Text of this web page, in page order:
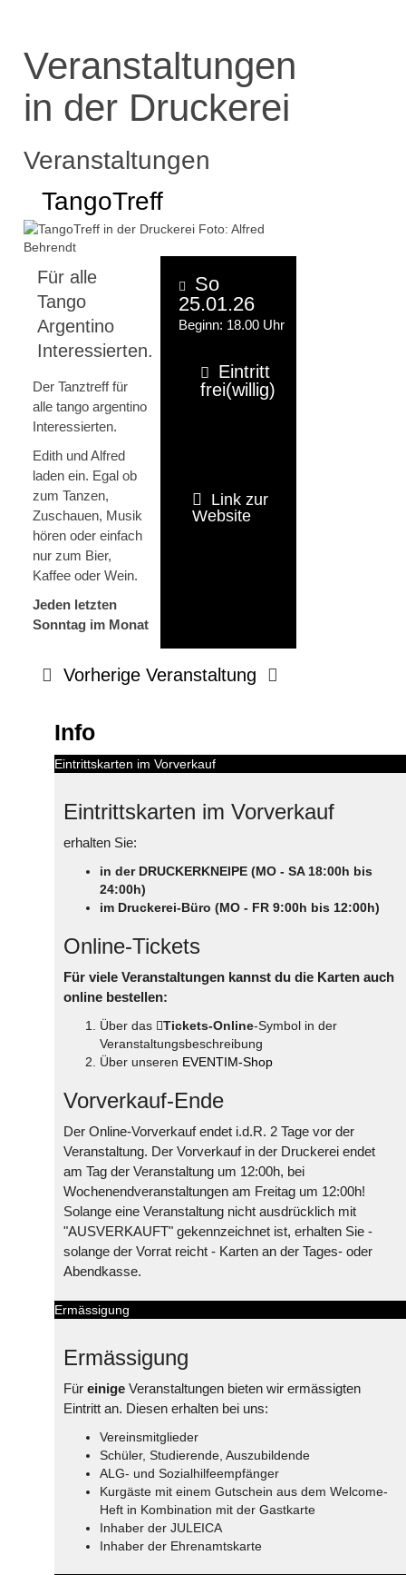
Veranstaltungen
in der Druckerei
Veranstaltungen
TangoTreff
Für alle
Tango
Argentino
Interessierten.
Der Tanztreff für
alle tango argentino
Interessierten.
Edith und Alfred
laden ein. Egal ob
zum Tanzen,
Zuschauen, Musik
hören oder einfach
nur zum Bier,
Kaffee oder Wein.
Jeden letzten
Sonntag im Monat
So
25.01.26
Beginn: 18.00 Uhr
Eintritt
frei(willig)
Link zur
Website
Vorherige Veranstaltung
Info
Eintrittskarten im Vorverkauf
Eintrittskarten im Vorverkauf
erhalten Sie:
in der DRUCKERKNEIPE (MO - SA 18:00h bis
24:00h)
im Druckerei-Büro (MO - FR 9:00h bis 12:00h)
Online-Tickets
Für viele Veranstaltungen kannst du die Karten auch
online bestellen:
Über das Tickets-Online-Symbol in der
Veranstaltungsbeschreibung
Über unseren EVENTIM-Shop
Vorverkauf-Ende
Der Online-Vorverkauf endet i.d.R. 2 Tage vor der
Veranstaltung. Der Vorverkauf in der Druckerei endet
am Tag der Veranstaltung um 12:00h, bei
Wochenendveranstaltungen am Freitag um 12:00h!
Solange eine Veranstaltung nicht ausdrücklich mit
"AUSVERKAUFT" gekennzeichnet ist, erhalten Sie -
solange der Vorrat reicht - Karten an der Tages- oder
Abendkasse.
Ermässigung
Ermässigung
Für einige Veranstaltungen bieten wir ermässigten
Eintritt an. Diesen erhalten bei uns:
Vereinsmitglieder
Schüler, Studierende, Auszubildende
ALG- und Sozialhilfeempfänger
Kurgäste mit einem Gutschein aus dem Welcome-
Heft in Kombination mit der Gastkarte
Inhaber der JULEICA
Inhaber der Ehrenamtskarte